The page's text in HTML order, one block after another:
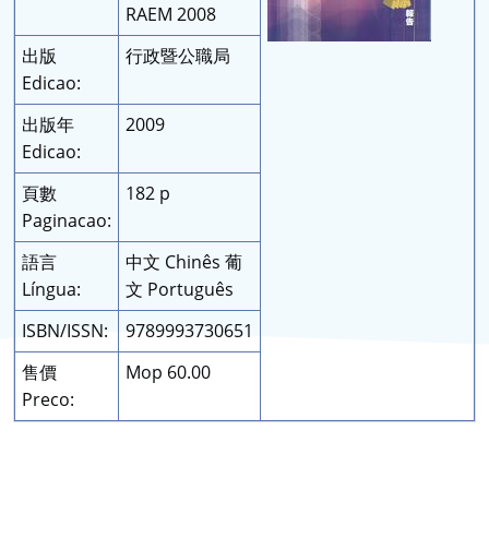
RAEM 2008
出版
Edicao:
行政暨公職局
出版年
Edicao:
2009
頁數
Paginacao:
182 p
語言
Língua:
中文 Chinês 葡
文 Português
ISBN/ISSN:
9789993730651
售價
Preco:
Mop 60.00